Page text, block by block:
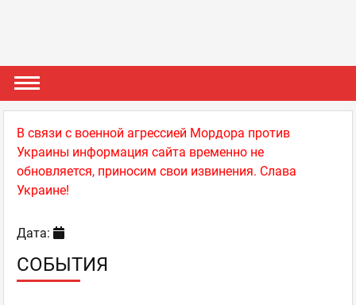
В связи с военной агрессией Мордора против
Украины информация сайта временно не
обновляется, приносим свои извинения. Слава
Украине!
Дата:
СОБЫТИЯ